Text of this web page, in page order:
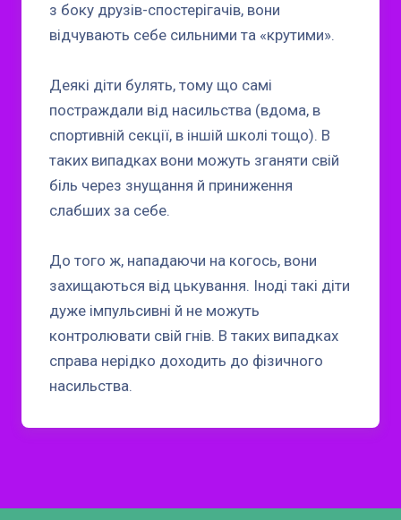
з боку друзів-спостерігачів, вони
відчувають себе сильними та «крутими».
Деякі діти булять, тому що самі
постраждали від насильства (вдома, в
спортивній секції, в іншій школі тощо). В
таких випадках вони можуть зганяти свій
біль через знущання й приниження
слабших за себе.
До того ж, нападаючи на когось, вони
захищаються від цькування. Іноді такі діти
дуже імпульсивні й не можуть
контролювати свій гнів. В таких випадках
справа нерідко доходить до фізичного
насильства.